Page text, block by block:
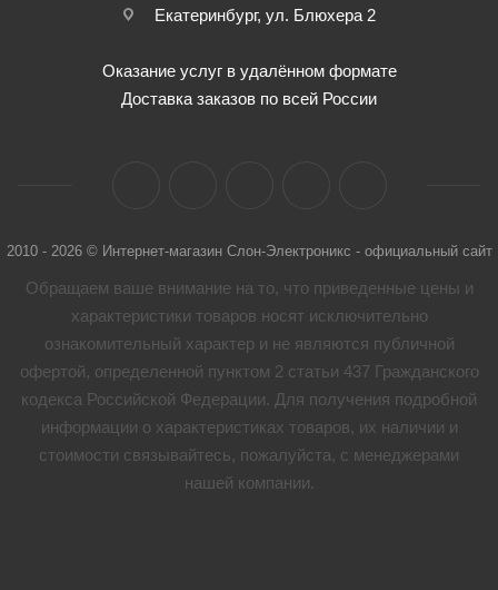
Екатеринбург, ул. Блюхера 2
Оказание услуг в удалённом формате
Доставка заказов по всей России
2010 - 2026 © Интернет-магазин Слон-Электроникс - официальный сайт
Обращаем ваше внимание на то, что приведенные цены и
характеристики товaров носят исключительно
ознакомительный характер и не являются публичной
офертой, определенной пунктом 2 статьи 437 Гражданского
кодекса Российской Федерации. Для получения подробной
информации о характеристиках товaров, их наличии и
стоимости связывайтесь, пожалуйста, с менеджерами
нашей компании.